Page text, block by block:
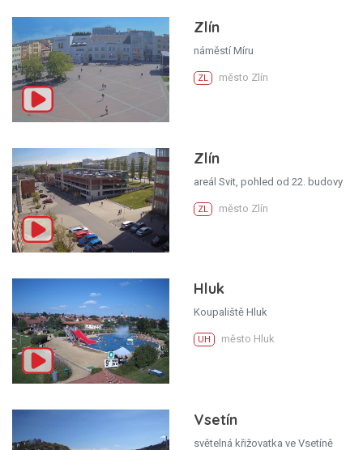
Zlín
náměstí Míru
ZL město Zlín
Zlín
areál Svit, pohled od 22. budovy
ZL město Zlín
Hluk
Koupaliště Hluk
UH město Hluk
Vsetín
světelná křižovatka ve Vsetíně